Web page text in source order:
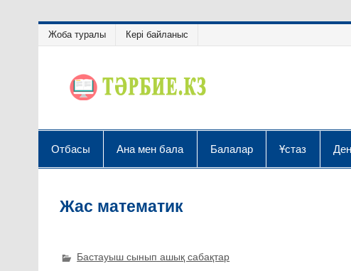
Жоба туралы Кері байланыс
Отбасы Ана мен бала Балалар Ұстаз
Жас математик
Бастауыш сынып ашық сабақтар